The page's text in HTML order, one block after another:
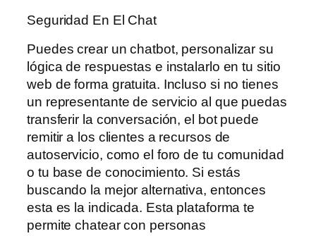
Seguridad En El Chat
Puedes crear un chatbot, personalizar su
lógica de respuestas e instalarlo en tu sitio
web de forma gratuita. Incluso si no tienes
un representante de servicio al que puedas
transferir la conversación, el bot puede
remitir a los clientes a recursos de
autoservicio, como el foro de tu comunidad
o tu base de conocimiento. Si estás
buscando la mejor alternativa, entonces
esta es la indicada. Esta plataforma te
permite chatear con personas